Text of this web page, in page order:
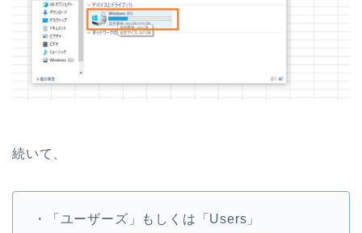
続いて、
・「ユーザーズ」もしくは「Users」